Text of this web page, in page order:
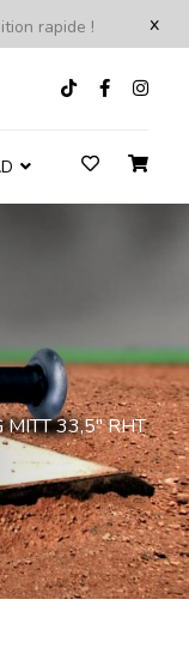
x
rapide !
33,5'' RHT